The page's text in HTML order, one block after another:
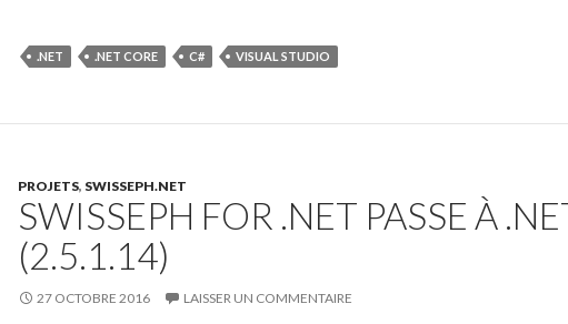
e
b
o
k
to
d
o
ai
l
ta
g
er
.NET .NET CORE C# VISUAL STUDIO
PROJETS, SWISSEPH.NET
SWISSEPH FOR .NET PASSE À
(2.5.1.14)
27 OCTOBRE 2016 LAISSER UN COMMENTAIRE